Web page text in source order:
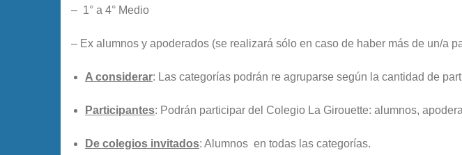
– 1° a 4° Medio
– Ex alumnos y apoderados (se realizará sólo en caso de haber más de un/a
A considerar: Las categorías podrán re agruparse según la cantidad de
Participantes: Podrán participar del Colegio La Girouette: alumnos,
De colegios invitados: Alumnos en todas las categorías.